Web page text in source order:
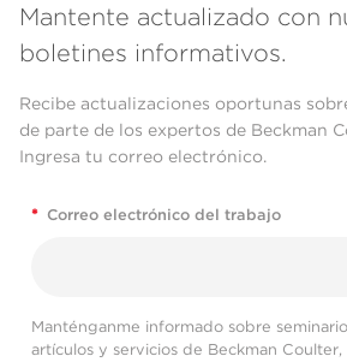
Mantente actualizado con
boletines informativos.
Recibe actualizaciones oportunas
de parte de los expertos de Beckman
Ingresa tu correo electrónico.
* Correo electrónico del trabajo
Manténganme informado sobre
artículos y servicios de Beckman Coulter,